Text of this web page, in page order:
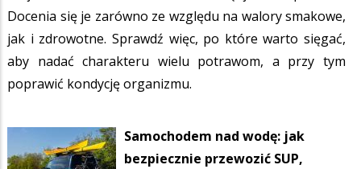
Docenia się je zarówno ze względu na walory smakowe,
jak i zdrowotne. Sprawdź więc, po które warto sięgać,
aby nadać charakteru wielu potrawom, a przy tym
poprawić kondycję organizmu.
Samochodem nad wodę: jak
bezpiecznie przewozić SUP,